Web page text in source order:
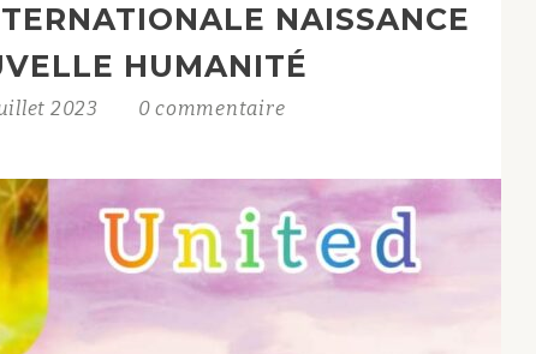
NAISSANCE
HUMANITÉ
2023 0 commentaire